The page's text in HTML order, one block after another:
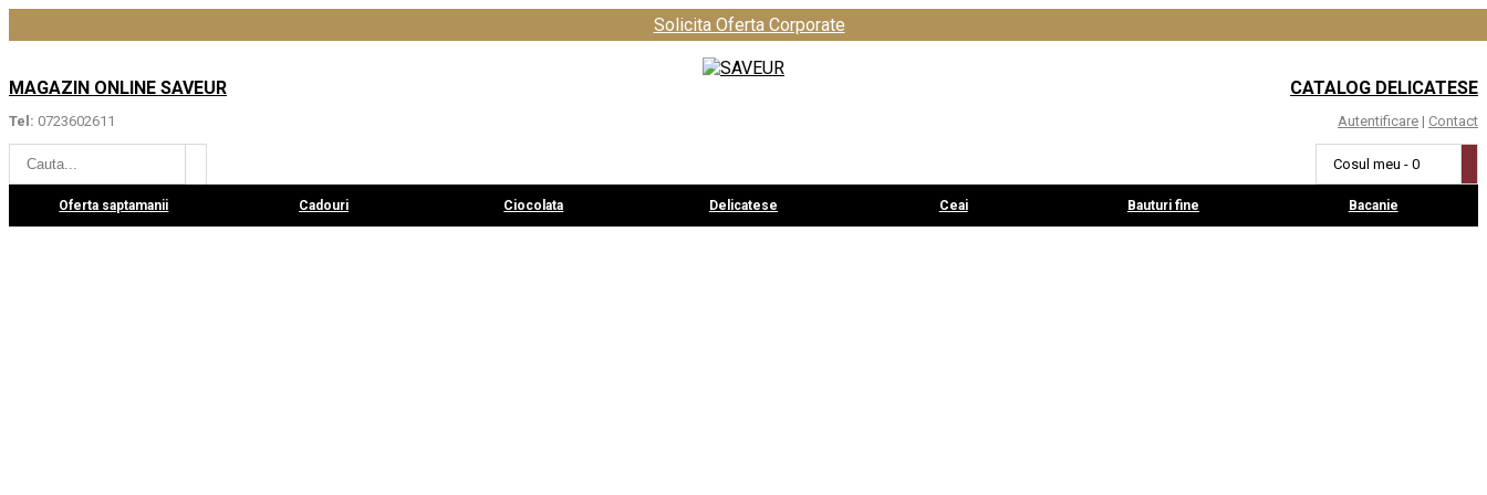
Solicita Oferta Corporate
MAGAZIN ONLINE SAVEUR
Tel: 0723602611
CATALOG DELICATESE
Autentificare | Contact
Cosul meu - 0
Oferta saptamanii Cadouri Ciocolata Delicatese Ceai Bauturi fine Bacanie